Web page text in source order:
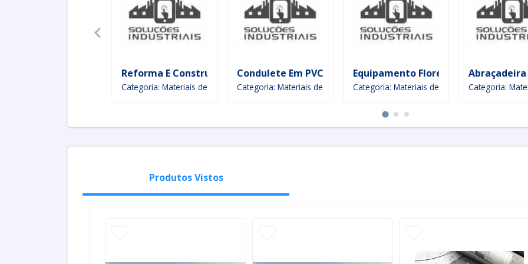
Reforma E Construção
Categoria: Materiais de Construção e Suprimentos
Condulete Em PVC
Categoria: Materiais de Construção e Suprimentos
Equipamento Florestal
Categoria: Materiais de Construção e
Categoria:
Produtos Vistos